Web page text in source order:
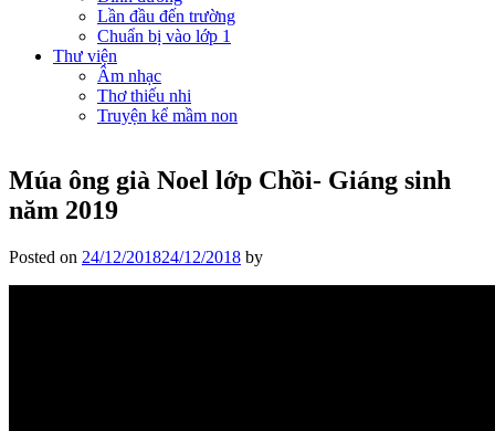
Lần đầu đến trường
Chuẩn bị vào lớp 1
Thư viện
Âm nhạc
Thơ thiếu nhi
Truyện kể mầm non
Múa ông già Noel lớp Chồi- Giáng sinh
năm 2019
Posted on 24/12/201824/12/2018 by